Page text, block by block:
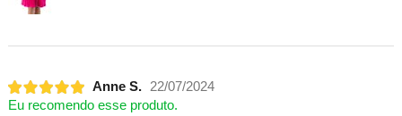
Anne S.
22/07/2024
Eu recomendo esse produto.